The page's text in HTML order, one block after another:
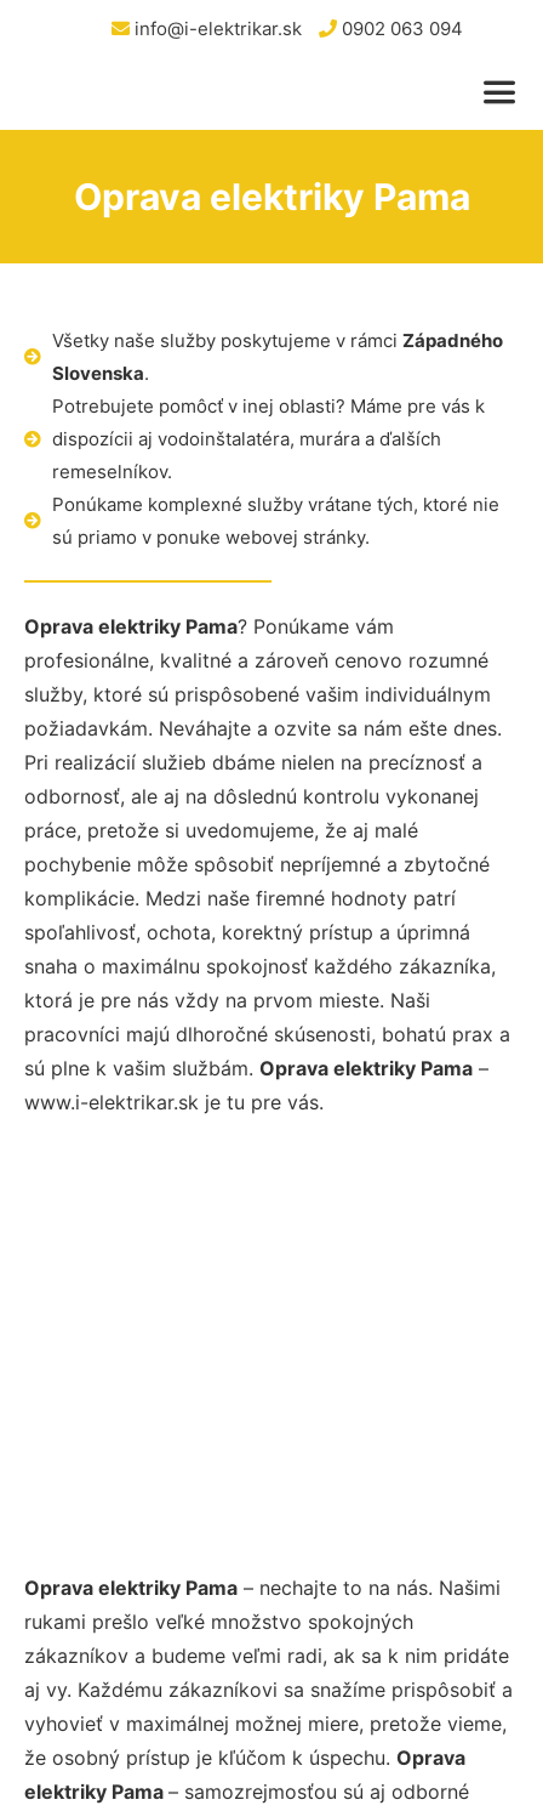
info@i-elektrikar.sk 0902 063 094
Oprava elektriky Pama
Všetky naše služby poskytujeme v rámci Západného
Slovenska.
Potrebujete pomôcť v inej oblasti? Máme pre vás k
dispozícii aj vodoinštalatéra, murára a ďalších
remeselníkov.
Ponúkame komplexné služby vrátane tých, ktoré nie
sú priamo v ponuke webovej stránky.
Oprava elektriky Pama? Ponúkame vám
profesionálne, kvalitné a zároveň cenovo rozumné
služby, ktoré sú prispôsobené vašim individuálnym
požiadavkám. Neváhajte a ozvite sa nám ešte dnes.
Pri realizácií služieb dbáme nielen na precíznosť a
odbornosť, ale aj na dôslednú kontrolu vykonanej
práce, pretože si uvedomujeme, že aj malé
pochybenie môže spôsobiť nepríjemné a zbytočné
komplikácie. Medzi naše firemné hodnoty patrí
spoľahlivosť, ochota, korektný prístup a úprimná
snaha o maximálnu spokojnosť každého zákazníka,
ktorá je pre nás vždy na prvom mieste. Naši
pracovníci majú dlhoročné skúsenosti, bohatú prax a
sú plne k vašim službám. Oprava elektriky Pama –
www.i-elektrikar.sk je tu pre vás.
Oprava elektriky Pama – nechajte to na nás. Našimi
rukami prešlo veľké množstvo spokojných
zákazníkov a budeme veľmi radi, ak sa k nim pridáte
aj vy. Každému zákazníkovi sa snažíme prispôsobiť a
vyhovieť v maximálnej možnej miere, pretože vieme,
že osobný prístup je kľúčom k úspechu. Oprava
elektriky Pama – samozrejmosťou sú aj odborné